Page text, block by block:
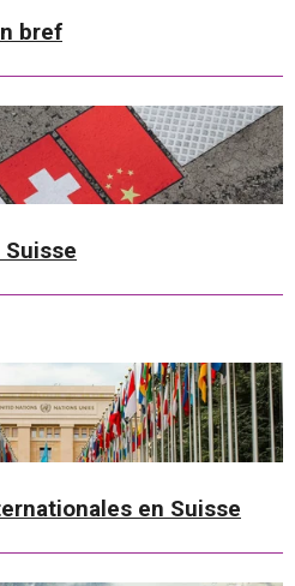
bref
en Suisse